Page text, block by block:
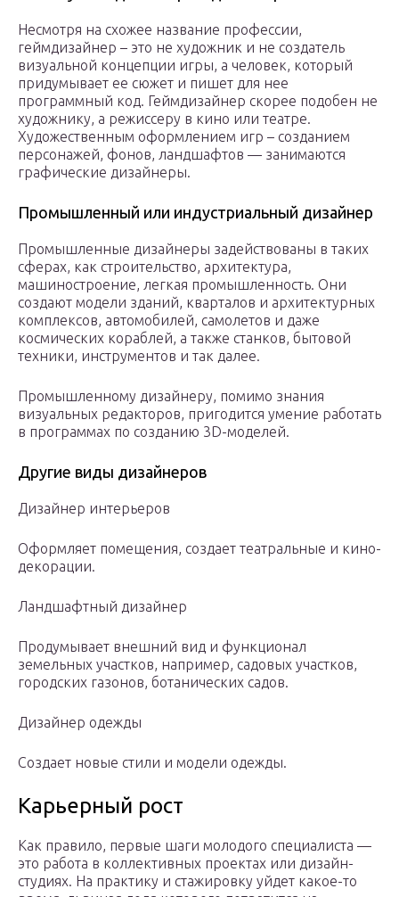
Несмотря на схожее название профессии,
геймдизайнер – это не художник и не создатель
визуальной концепции игры, а человек, который
придумывает ее сюжет и пишет для нее
программный код. Геймдизайнер скорее подобен не
художнику, а режиссеру в кино или театре.
Художественным оформлением игр – созданием
персонажей, фонов, ландшафтов — занимаются
графические дизайнеры.
Промышленный или индустриальный дизайнер
Промышленные дизайнеры задействованы в таких
сферах, как строительство, архитектура,
машиностроение, легкая промышленность. Они
создают модели зданий, кварталов и архитектурных
комплексов, автомобилей, самолетов и даже
космических кораблей, а также станков, бытовой
техники, инструментов и так далее.
Промышленному дизайнеру, помимо знания
визуальных редакторов, пригодится умение работать
в программах по созданию 3D-моделей.
Другие виды дизайнеров
Дизайнер интерьеров
Оформляет помещения, создает театральные и кино-
декорации.
Ландшафтный дизайнер
Продумывает внешний вид и функционал
земельных участков, например, садовых участков,
городских газонов, ботанических садов.
Дизайнер одежды
Создает новые стили и модели одежды.
Карьерный рост
Как правило, первые шаги молодого специалиста —
это работа в коллективных проектах или дизайн-
студиях. На практику и стажировку уйдет какое-то